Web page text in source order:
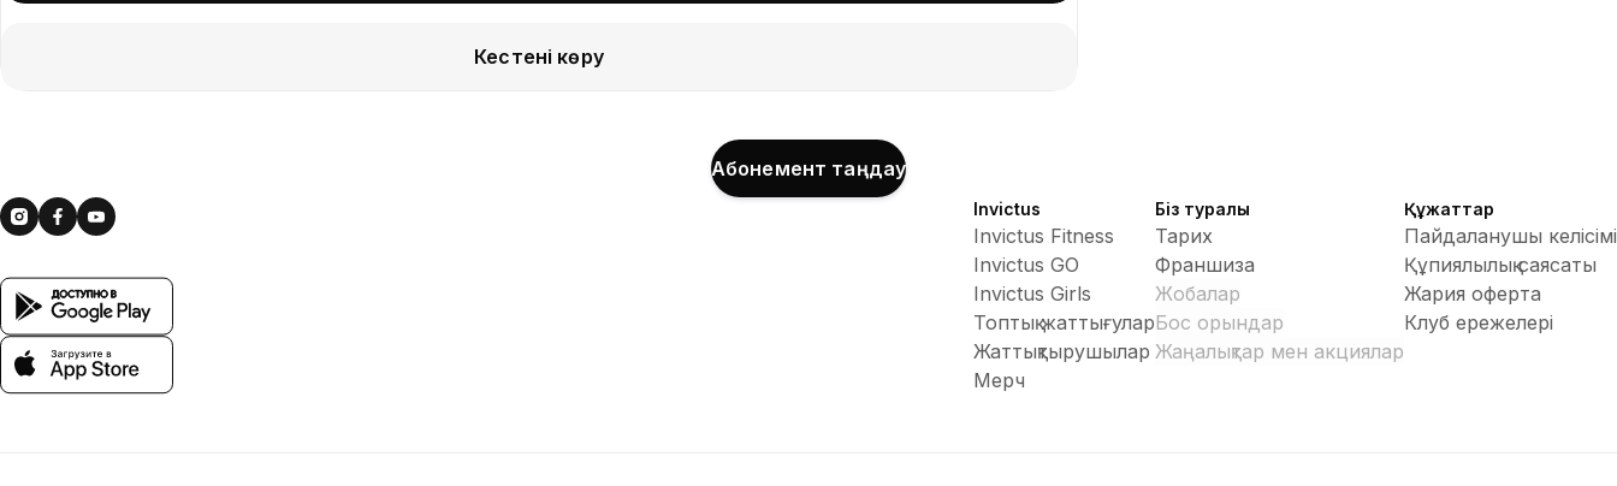
Кестені көру
Абонемент таңдау
Invictus
Invictus Fitness
Invictus GO
Invictus Girls
Топтық жаттығулар
Жаттықтырушылар
Мерч
Біз туралы
Тарих
Франшиза
Жобалар
Бос орындар
Жаңалықтар мен акциялар
Құжаттар
Пайдаланушы келісімі
Құпиялылық саясаты
Жария оферта
Клуб ережелері